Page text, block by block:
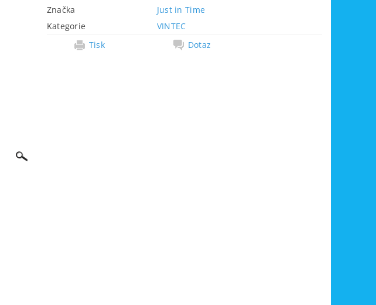
Značka
Just in Time
Kategorie
VINTEC
Tisk
Dotaz